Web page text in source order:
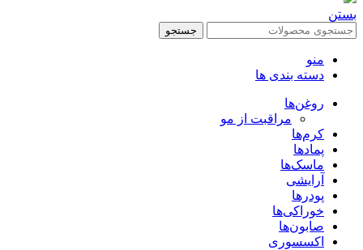
بستن
جستجو
منو
دسته بندی ها
روغن‌ها
مراقبت از مو
کرم‌ها
پمادها
ماسک‌ها
آرایشی
پودرها
خوراکی‌ها
صابون‌ها
اکسسوری